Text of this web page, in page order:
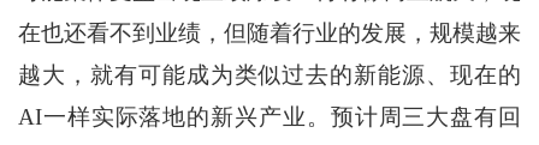
在也还看不到业绩，但随着行业的发展，规模越来
越大，就有可能成为类似过去的新能源、现在的
AI一样实际落地的新兴产业。预计周三大盘有回